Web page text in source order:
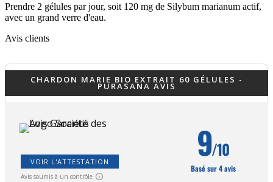
Prendre 2 gélules par jour, soit 120 mg de Silybum marianum actif,
avec un grand verre d'eau.
Avis clients
CHARDON MARIE BIO EXTRAIT 60 GÉLULES -
PURASANA AVIS
VOIR L'ATTESTATION
Avis soumis à un contrôle
9/10
Basé sur 4 avis